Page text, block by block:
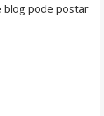
blog pode postar